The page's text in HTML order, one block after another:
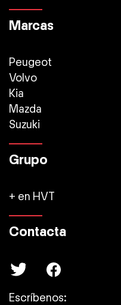
Marcas
Peugeot
Volvo
Kia
Mazda
Suzuki
Grupo
+ en HVT
Contacta
Escríbenos: